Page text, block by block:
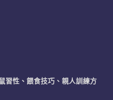
習性、餵食技巧、親人訓練方